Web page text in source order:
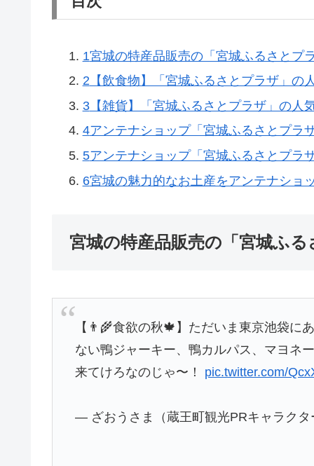
1宮城の特産品販売の「宮城ふるさとプ
2【飲食物】「宮城ふるさとプラザ」の
3【雑貨】「宮城ふるさとプラザ」の人
4アンテナショップ「宮城ふるさとプラ
5アンテナショップ「宮城ふるさとプラ
6宮城の魅力的なお土産をアンテナショ
宮城の特産品販売の「宮城ふ
【👨‍🌾食欲の秋🍁】ただいま東京池袋
ない鴨ジャーキー、鴨カルパス、マヨネ
来てけろなのじゃ〜！ pic.twitter.com/
— ざおうさま（蔵王町観光PRキャラク